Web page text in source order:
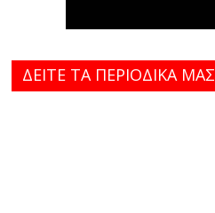
ΔΕΙΤΕ ΤΑ ΠΕΡΙΟΔΙΚΑ MAΣ